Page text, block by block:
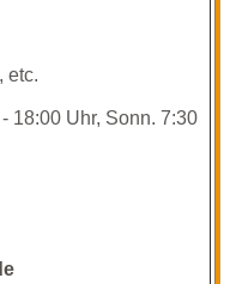
etc.
18:00 Uhr, Sonn. 7:30